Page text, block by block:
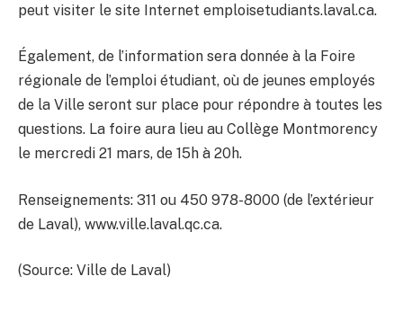
peut visiter le site Internet emploisetudiants.laval.ca.
Également, de l’information sera donnée à la Foire
régionale de l’emploi étudiant, où de jeunes employés
de la Ville seront sur place pour répondre à toutes les
questions. La foire aura lieu au Collège Montmorency
le mercredi 21 mars, de 15h à 20h.
Renseignements: 311 ou 450 978-8000 (de l’extérieur
de Laval), www.ville.laval.qc.ca.
(Source: Ville de Laval)